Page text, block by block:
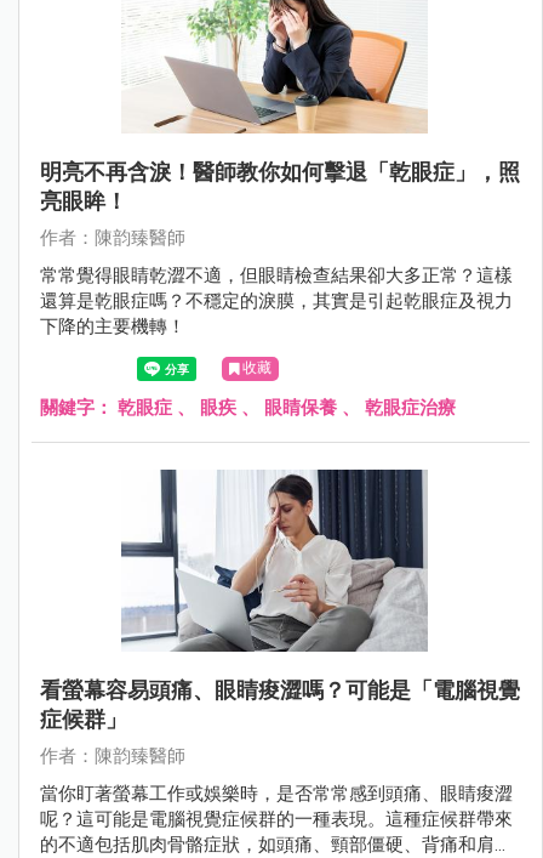
明亮不再含淚！醫師教你如何擊退「乾眼症」，照
亮眼眸！
作者：陳韵臻醫師
常常覺得眼睛乾澀不適，但眼睛檢查結果卻大多正常？這樣
還算是乾眼症嗎？不穩定的淚膜，其實是引起乾眼症及視力
下降的主要機轉！
收藏
關鍵字： 乾眼症 、 眼疾 、 眼睛保養 、 乾眼症治療
看螢幕容易頭痛、眼睛痠澀嗎？可能是「電腦視覺
症候群」
作者：陳韵臻醫師
當你盯著螢幕工作或娛樂時，是否常常感到頭痛、眼睛痠澀
呢？這可能是電腦視覺症候群的一種表現。這種症候群帶來
的不適包括肌肉骨骼症狀，如頭痛、頸部僵硬、背痛和肩